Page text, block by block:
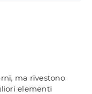
ma rivestono
elementi